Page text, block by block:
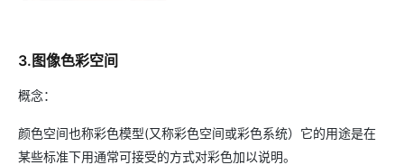
3.图像色彩空间
概念：
颜色空间也称彩色模型(又称彩色空间或彩色系统）它的用途是在
某些标准下用通常可接受的方式对彩色加以说明。